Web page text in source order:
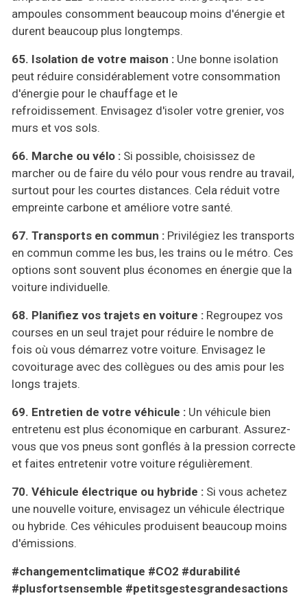
ampoules consomment beaucoup moins d'énergie et
durent beaucoup plus longtemps.
65. Isolation de votre maison : Une bonne isolation
peut réduire considérablement votre consommation
d'énergie pour le chauffage et le
refroidissement. Envisagez d'isoler votre grenier, vos
murs et vos sols.
66. Marche ou vélo : Si possible, choisissez de
marcher ou de faire du vélo pour vous rendre au travail,
surtout pour les courtes distances. Cela réduit votre
empreinte carbone et améliore votre santé.
67. Transports en commun : Privilégiez les transports
en commun comme les bus, les trains ou le métro. Ces
options sont souvent plus économes en énergie que la
voiture individuelle.
68. Planifiez vos trajets en voiture : Regroupez vos
courses en un seul trajet pour réduire le nombre de
fois où vous démarrez votre voiture. Envisagez le
covoiturage avec des collègues ou des amis pour les
longs trajets.
69. Entretien de votre véhicule : Un véhicule bien
entretenu est plus économique en carburant. Assurez-
vous que vos pneus sont gonflés à la pression correcte
et faites entretenir votre voiture régulièrement.
70. Véhicule électrique ou hybride : Si vous achetez
une nouvelle voiture, envisagez un véhicule électrique
ou hybride. Ces véhicules produisent beaucoup moins
d'émissions.
#changementclimatique #CO2 #durabilité
#plusfortsensemble #petitsgestesgrandesactions